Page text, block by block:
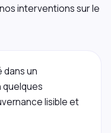
interventions sur le
dans un
quelques
lisible et